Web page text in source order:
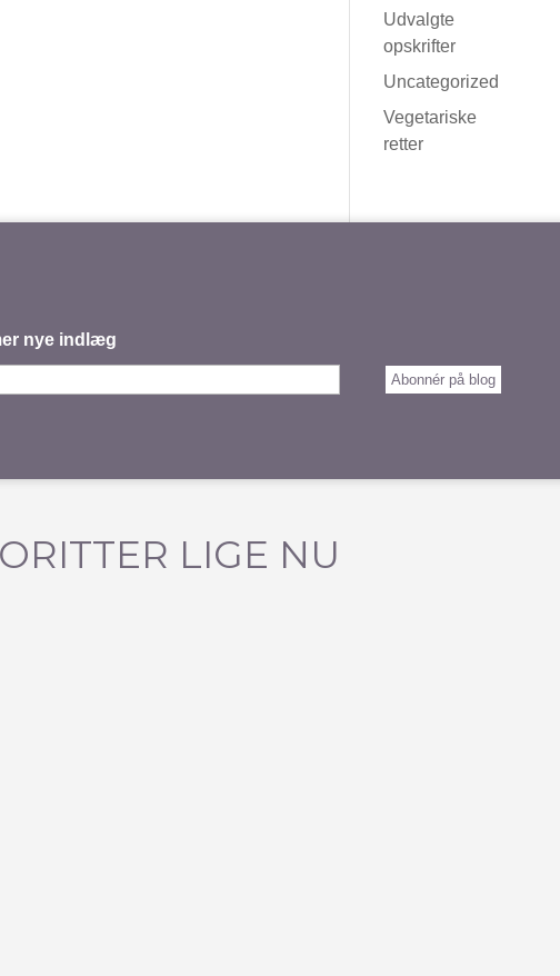
Udvalgte
opskrifter
Uncategorized
Vegetariske
retter
nye indlæg
Abonnér på blog
LIGE NU